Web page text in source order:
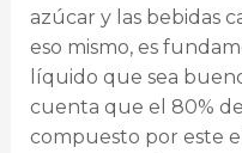
azúcar y las bebidas
eso mismo, es
líquido que sea
cuenta que el 80%
compuesto por este